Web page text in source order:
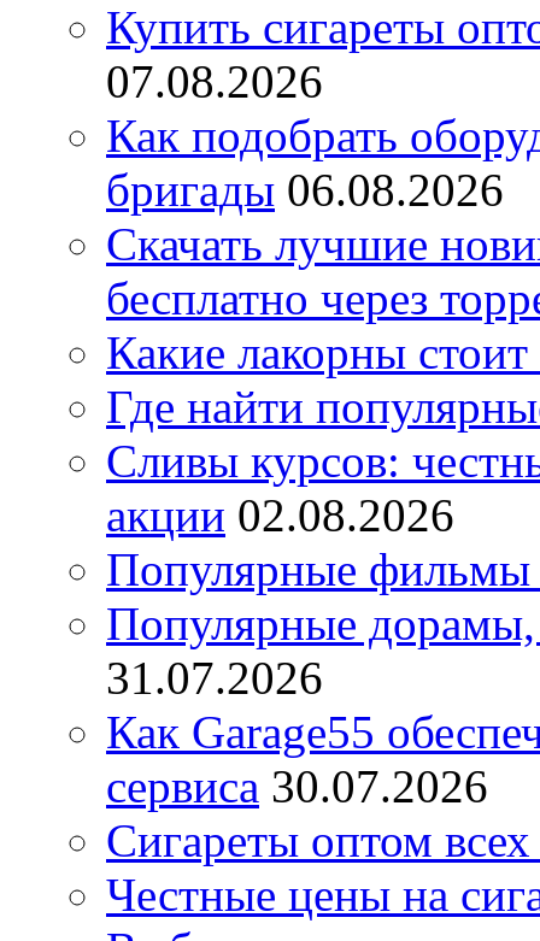
Купить сигареты
07.08.2026
Как подобрать
бригады 06.08.2026
Скачать лучшие
бесплатно через
Какие лакорны стоит
Где найти
Сливы курсов:
акции 02.08.2026
Популярные фильмы
Популярные дорамы,
31.07.2026
Как Garage55
сервиса 30.07.2026
Сигареты оптом
Честные цены на